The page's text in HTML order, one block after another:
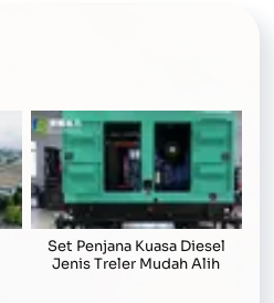
Set Penjana Kuasa Diesel
Jenis Treler Mudah Alih